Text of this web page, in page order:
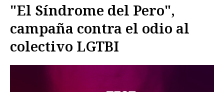
"El Síndrome del Pero",
campaña contra el odio al
colectivo LGTBI